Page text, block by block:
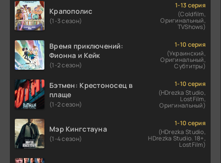
Крапополис
(1-3 сезон)
1-13 серия
(Coldfilm,
Оригинальный,
TVShows)
Время приключений:
Фионна и Кейк
(1-2 сезон)
1-10 серия
(Украинский,
Оригинальный,
Субтитры)
Бэтмен: Крестоносец в
плаще
(1-2 сезон)
1-10 серия
(HDrezka Studio,
LostFilm,
Оригинальный)
Мэр Кингстауна
(1-4 сезон)
1-10 серия
(HDrezka Studio,
HDrezka Studio. 18+,
LostFilm)